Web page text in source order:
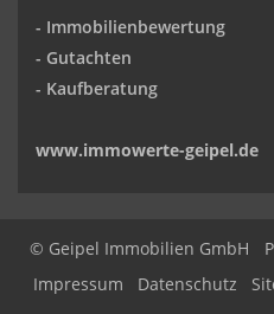
- Immobilienbewertung
- Gutachten
- Kaufberatung
www.immowerte-geipel.de
© Geipel Immobilien GmbH
Impressum
Datenschutz